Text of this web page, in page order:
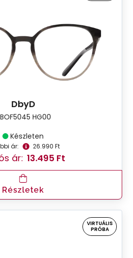
DbyD
HG00
Készleten
ár: 26.990 Ft
ár: 13.495 Ft
Részletek
VIRTUÁLIS
PRÓBA